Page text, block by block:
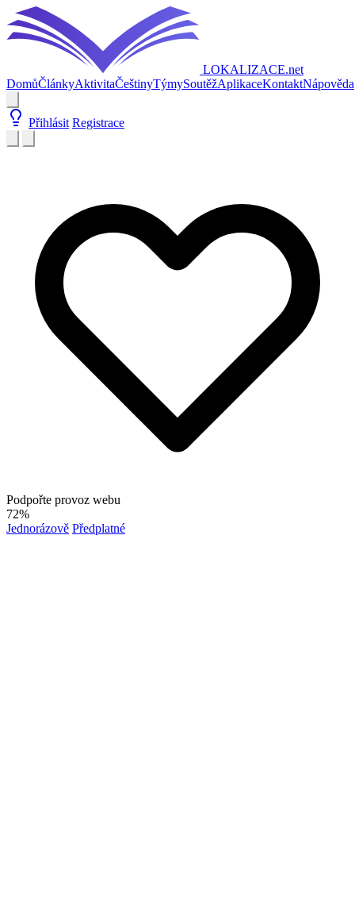
LOKALIZACE.net
DomůČlánkyAktivitaČeštinyTýmySoutěžAplikaceKontaktNápověda
Přihlásit Registrace
Podpořte provoz webu
72%
Jednorázově Předplatné